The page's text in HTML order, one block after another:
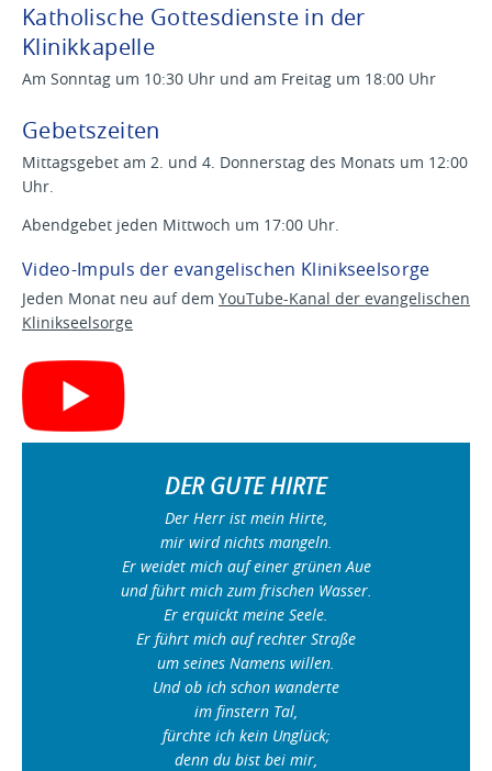
Katholische Gottesdienste in der
Klinikkapelle
Am Sonntag um 10:30 Uhr und am Freitag um 18:00 Uhr
Gebetszeiten
Mittagsgebet am 2. und 4. Donnerstag des Monats um 12:00
Uhr.
Abendgebet jeden Mittwoch um 17:00 Uhr.
Video-Impuls der evangelischen Klinikseelsorge
Jeden Monat neu auf dem YouTube-Kanal der evangelischen
Klinikseelsorge
DER GUTE HIRTE
Der Herr ist mein Hirte,
mir wird nichts mangeln.
Er weidet mich auf einer grünen Aue
und führt mich zum frischen Wasser.
Er erquickt meine Seele.
Er führt mich auf rechter Straße
um seines Namens willen.
Und ob ich schon wanderte
im finstern Tal,
fürchte ich kein Unglück;
denn du bist bei mir,